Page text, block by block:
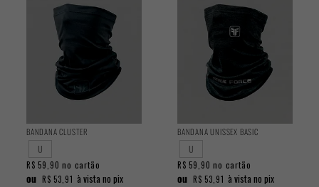
BANDANA CLUSTER
U
R$ 59,90 no cartão
ou R$ 53,91 à vista no pix
BANDANA UNISSEX BASIC
U
R$ 59,90 no cartão
ou R$ 53,91 à vista no pix